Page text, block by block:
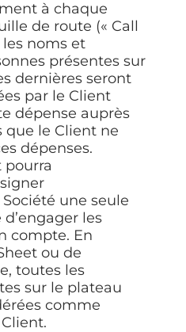
à chaque
de route (« Call
noms et
présentes sur
dernières seront
par le Client
dépense auprès
que le Client ne
dépenses.
pourra
une seule
les
compte. En
ou de
toutes les
sur le plateau
comme